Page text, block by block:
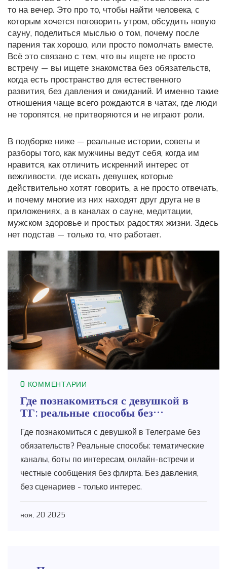
то на вечер. Это про то, чтобы найти человека, с
которым хочется поговорить утром, обсудить новую
сауну, поделиться мыслью о том, почему после
парения так хорошо, или просто помолчать вместе.
Всё это связано с тем, что вы ищете не просто
встречу — вы ищете знакомства без обязательств,
когда есть пространство для естественного
развития, без давления и ожиданий. И именно такие
отношения чаще всего рождаются в чатах, где люди
не торопятся, не притворяются и не играют роли.
В подборке ниже — реальные истории, советы и
разборы того, как мужчины ведут себя, когда им
нравится, как отличить искренний интерес от
вежливости, где искать девушек, которые
действительно хотят говорить, а не просто отвечать,
и почему многие из них находят друг друга не в
приложениях, а в каналах о сауне, медитации,
мужском здоровье и простых радостях жизни. Здесь
нет подстав — только то, что работает.
0 КОММЕНТАРИИ
Где познакомиться с девушкой в
ТГ: реальные способы без
Где познакомиться с девушкой в Телеграме без
обязательств? Реальные способы: тематические
каналы, боты по интересам, онлайн-встречи и
честные сообщения без флирта. Без давления,
без сценариев - только интерес.
ноя, 20 2025